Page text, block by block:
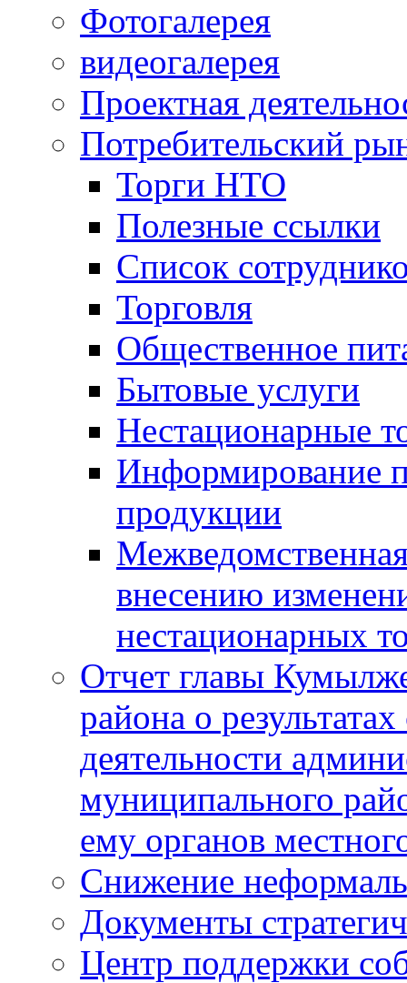
Фотогалерея
видеогалерея
Проектная
Потребительский
Торги НТО
Полезные ссылки
Список
Торговля
Общественное
Бытовые услуги
Нестационарные
Информирование
продукции
внесению
нестационарных
Отчет главы
района о
деятельности
муниципального
ему органов
Снижение
Документы
Центр поддержки